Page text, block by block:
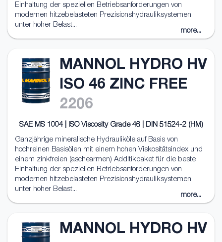
Einhaltung der speziellen Betriebsanforderungen von
modernen hitzebelasteten Prezisionshydrauliksystemen
unter hoher Belast...
more...
MANNOL HYDRO HV
ISO 46 ZINC FREE
2206
SAE MS 1004 | ISO Viscosity Grade 46 | DIN 51524-2 (HM)
Ganzjährige mineralische Hydrauliköle auf Basis von
hochreinen Basisölen mit einem hohen Viskositätsindex und
einem zinkfreien (aschearmen) Additikpaket für die beste
Einhaltung der speziellen Betriebsanforderungen von
modernen hitzebelasteten Prezisionshydrauliksystemen
unter hoher Belast...
more...
MANNOL HYDRO HV